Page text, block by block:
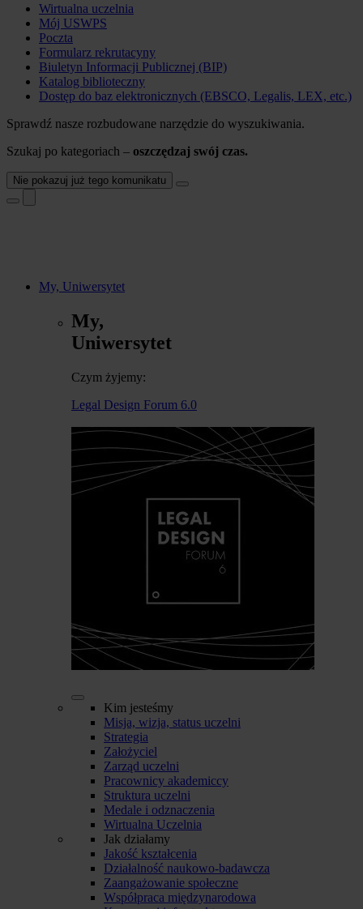
Wirtualna uczelnia
Mój USWPS
Poczta
Formularz rekrutacyny
Biuletyn Informacji Publicznej (BIP)
Katalog biblioteczny
Dostęp do baz elektronicznych (EBSCO, Legalis, LEX, etc.)
Sprawdź nasze rozbudowane narzędzie do wyszukiwania.
Szukaj po kategoriach – oszczędzaj swój czas.
Nie pokazuj już tego komunikatu
My, Uniwersytet
My,
Uniwersytet
Czym żyjemy:
Legal Design Forum 6.0
Kim jesteśmy
Misja, wizja, status uczelni
Strategia
Założyciel
Zarząd uczelni
Pracownicy akademiccy
Struktura uczelni
Medale i odznaczenia
Wirtualna Uczelnia
Jak działamy
Jakość kształcenia
Działalność naukowo-badawcza
Zaangażowanie społeczne
Współpraca międzynarodowa